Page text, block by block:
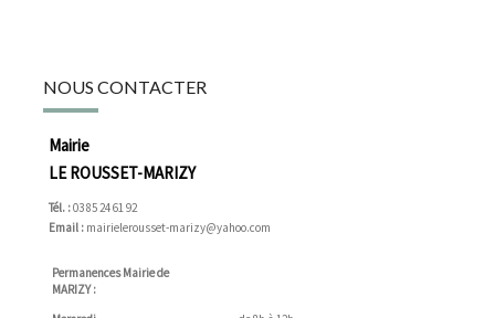
NOUS CONTACTER
Mairie
LE ROUSSET-MARIZY
Tél. :03 85 24 61 92
Email : mairielerousset-marizy@yahoo.com
Permanences Mairie de
MARIZY :